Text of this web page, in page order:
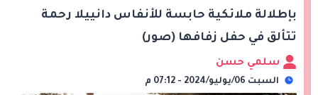
بإطلالة ملائكية حابسة للأنفاس دانييلا رحمة
تتألق في حفل زفافها (صور)
سلمي حسن
السبت 06/يوليو/2024 - 07:12 م